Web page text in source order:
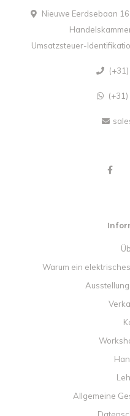
Nieuwe Eerdsebaan
Umsatzsteuer-
Warum ein
Allgemeine